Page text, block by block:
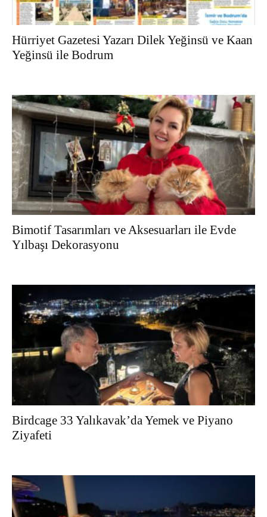
Hürriyet Gazetesi Yazarı Dilek Yeğinsü ve Kaan
Yeğinsü ile Bodrum
Bimotif Tasarımları ve Aksesuarları ile Evde
Yılbaşı Dekorasyonu
Birdcage 33 Yalıkavak’da Yemek ve Piyano
Ziyafeti